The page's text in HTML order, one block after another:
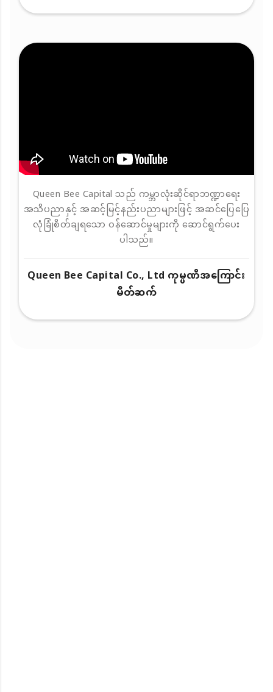
Queen Bee Capital သည် ကမ္ဘာလုံးဆိုင်ရာဘဏ္ဍာရေး
အသိပညာနှင့် အဆင့်မြင့်နည်းပညာများဖြင့် အဆင်ပြေပြေ
လုံခြုံစိတ်ချရသော ဝန်ဆောင်မှုများကို ဆောင်ရွက်ပေး
ပါသည်။
Queen Bee Capital Co., Ltd ကုမ္ပဏီအကြောင်း
မိတ်ဆက်